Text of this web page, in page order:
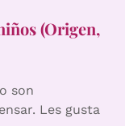
(Origen,
son
Les gusta